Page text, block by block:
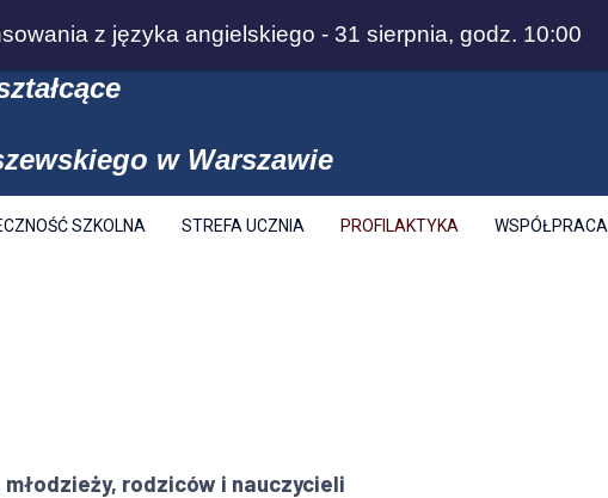
/ 8:00 - 15:00 Ogłoszenia
w Warszawie
SZKOLNA STREFA UCZNIA PROFILAKTYKA WSPÓŁPRACA
młodzieży, rodziców i nauczycieli
z języka angielskiego - 31 sierpnia, godz. 10:00